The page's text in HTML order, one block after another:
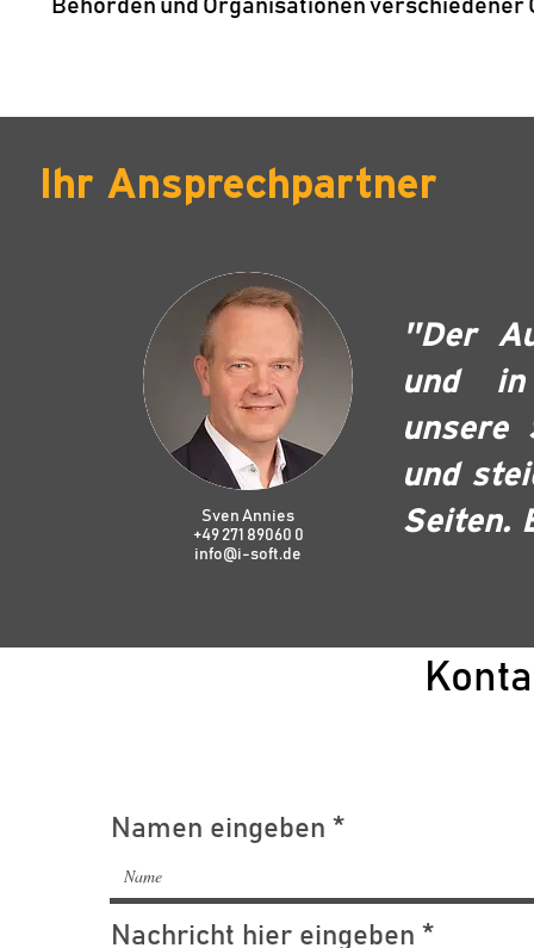
Behörden und Organisationen
Ihr Ansprechpartner
Sven Annies
+49 271 89060 0
info@i-soft.de
"Der
und in
unsere
und
Seiten.
Namen eingeben
Nachricht hier eingeben